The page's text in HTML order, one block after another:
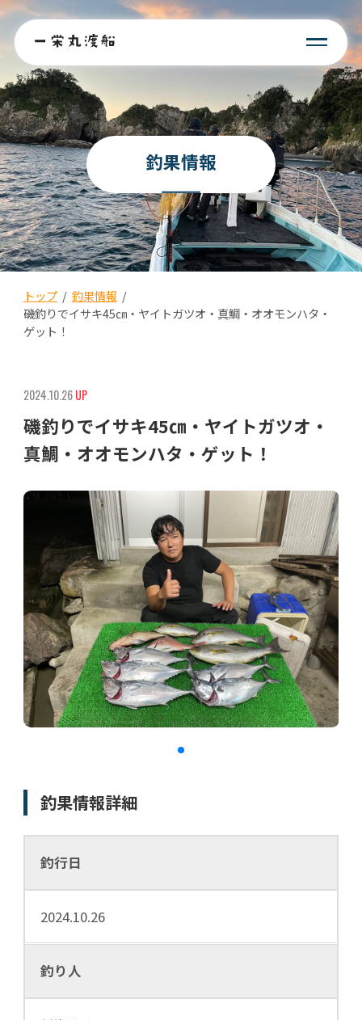
釣果情報
トップ/ 釣果情報 /
磯釣りでイサキ45㎝・ヤイトガツオ・真鯛・オオモンハタ・
ゲット！
2024.10.26UP
磯釣りでイサキ45㎝・ヤイトガツオ・
真鯛・オオモンハタ・ゲット！
釣果情報詳細
釣行日
2024.10.26
釣り人